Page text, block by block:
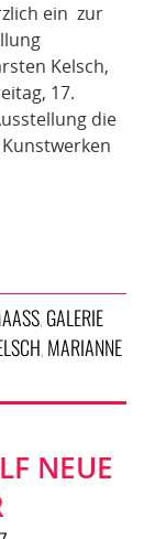
ein zur
Kelsch,
17.
die
, GALERIE
, MARIANNE
NEUE